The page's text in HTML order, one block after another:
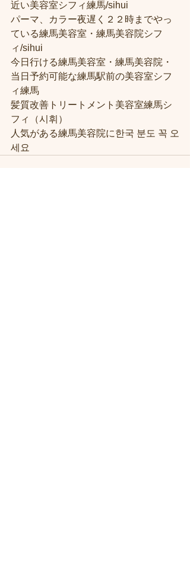
近い美容室シフィ練馬/sihui
パーマ、カラー夜遅く２２時までやっ
ている練馬美容室・練馬美容院シフ
ィ/sihui
今日行ける練馬美容室・練馬美容院・
当日予約可能な練馬駅前の美容室シフ
ィ練馬
髪質改善トリートメント美容室練馬シ
フィ（시휘）
人気がある練馬美容院に한국 분도 꼭 오
세요